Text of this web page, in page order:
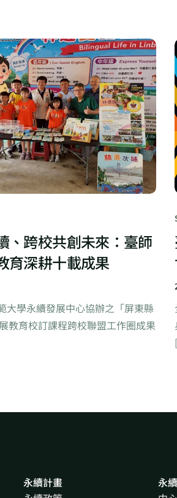
、跨校共創未來：臺師
育深耕十載成果
學永續發展中心協辦之「屏東縣
教育校訂課程跨校聯盟工作圈成果
永續計畫
永